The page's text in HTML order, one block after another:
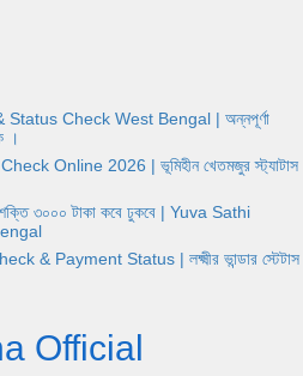
Check West Bengal | অন্নপূর্ণা
।
Online 2026 | ভূমিহীন খেতমজুর স্ট্যাটাস
৩০০০ টাকা কবে ঢুকবে | Yuva Sathi
& Payment Status | লক্ষ্মীর ভান্ডার স্টেটাস
Official